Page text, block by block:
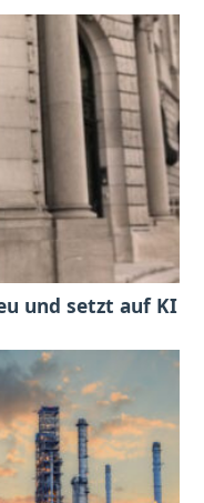
und setzt auf KI